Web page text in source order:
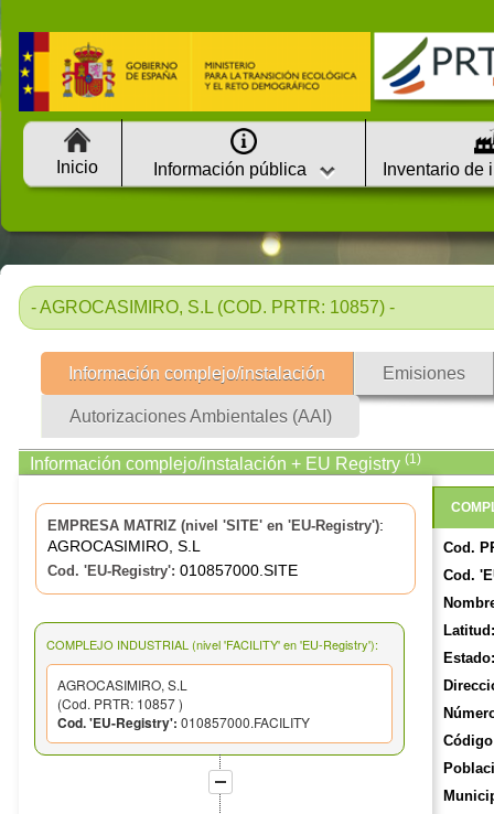
Inicio Información pública Inventario de
- AGROCASIMIRO, S.L (COD. PRTR: 10857) -
Información complejo/instalación Emisiones
Autorizaciones Ambientales (AAI)
Información complejo/instalación + EU Registry (1)
EMPRESA MATRIZ (nivel 'SITE' en 'EU-Registry'):
AGROCASIMIRO, S.L
Cod. 'EU-Registry': 010857000.SITE
COMPLEJO INDUSTRIAL (nivel 'FACILITY' en 'EU-Registry'):
AGROCASIMIRO, S.L
(Cod. PRTR: 10857 )
Cod. 'EU-Registry': 010857000.FACILITY
Cod.
Cod.
Latitud:
Estado: